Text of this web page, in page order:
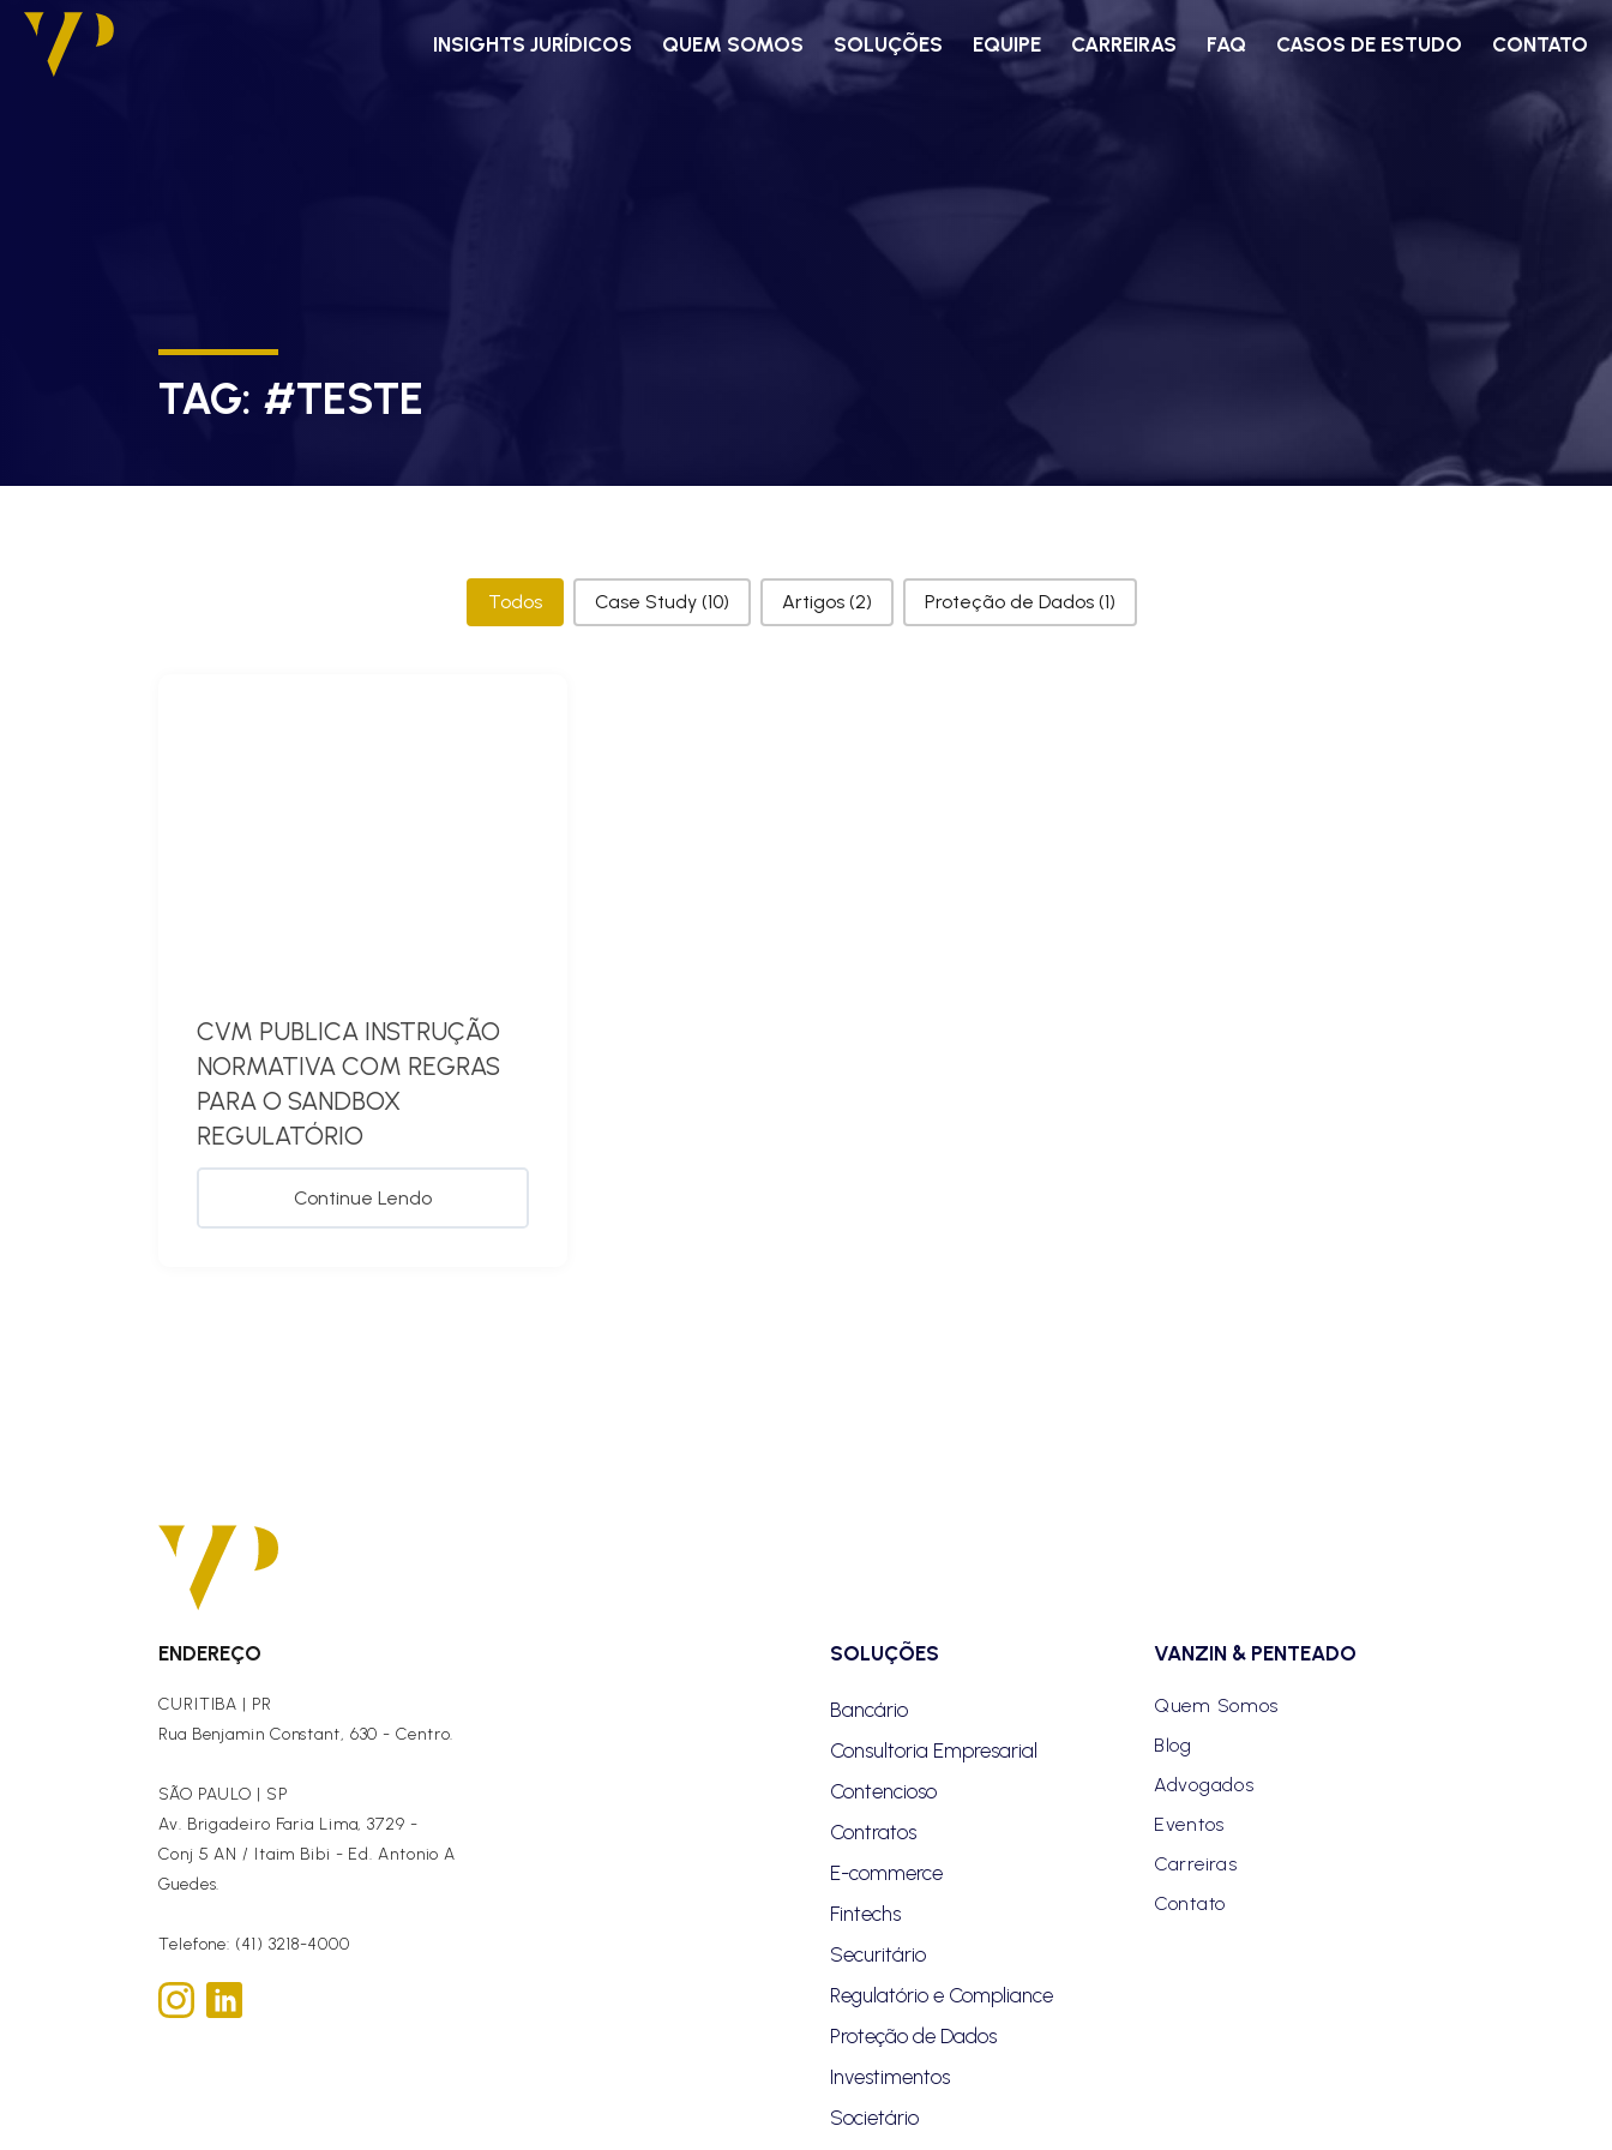
INSIGHTS JURÍDICOS QUEM SOMOS SOLUÇÕES EQUIPE CARREIRAS FAQ CASOS DE ESTUDO CONTATO
TAG: #TESTE
Categorias
Todos Case Study (10) Artigos (2) Proteção de Dados (1)
CVM PUBLICA INSTRUÇÃO
NORMATIVA COM REGRAS
PARA O SANDBOX
REGULATÓRIO
Continue Lendo
ENDEREÇO
CURITIBA | PR
Rua Benjamin Constant, 630 - Centro.
SÃO PAULO | SP
Av. Brigadeiro Faria Lima, 3729 -
Conj 5 AN / Itaim Bibi - Ed. Antonio A
Guedes.
Telefone: (41) 3218-4000
SOLUÇÕES
Bancário
Consultoria Empresarial
Contencioso
Contratos
E-commerce
Fintechs
Securitário
Regulatório e Compliance
Proteção de Dados
Investimentos
Societário
VANZIN & PENTEADO
Quem Somos
Blog
Advogados
Eventos
Carreiras
Contato